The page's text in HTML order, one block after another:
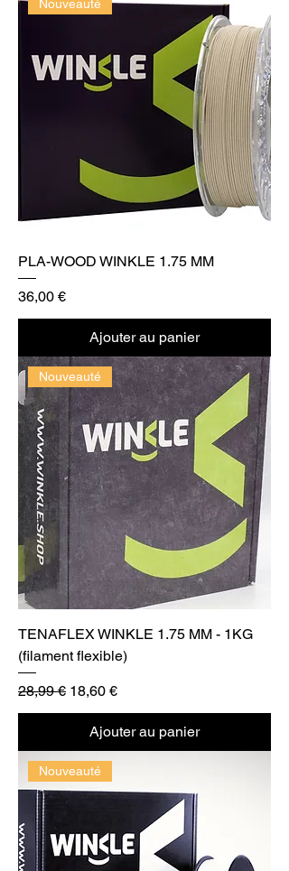
Nouveauté
PLA-WOOD WINKLE 1.75 MM
Prix
36,00 €
Ajouter au panier
Nouveauté
TENAFLEX WINKLE 1.75 MM - 1KG
(filament flexible)
Prix original
28,99 € Prix promotionnel
18,60 €
Ajouter au panier
Nouveauté